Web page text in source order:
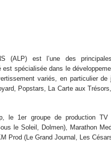
(ALP) est l’une des
spécialisée dans le
variés, en particulier de
Popstars, La Carte aux
le 1er groupe de production TV
le Soleil, Dolmen), Marathon
Prod (Le Grand Journal, Les